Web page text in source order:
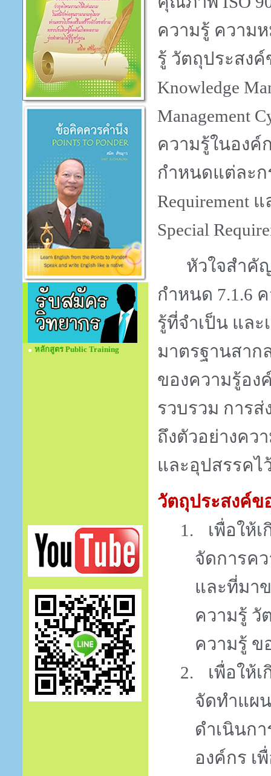
หลักสูตร Public Training
ความรู้ ความ
รู้ วัตถุประสง
Knowledge
Management
ความรู้ในองค์
กำหนดแต่ละ
Requirement แ
Special
หัวใจสำคั
กำหนด 7.1.6
รู้ที่จำเป็น แล
มาตรฐานสาก
ของความรู้อง
รวบรวม การ
ถึงตัวอย่างคว
และอุปสรรคไ
วัตถุประสงค์ข
1.
เพื่อให้
จัดการค
และที่มา
ความรู้ วั
ความรู้ ข
2.
เพื่อให้
จัดทำแผ
ดำเนินก
องค์กร เ